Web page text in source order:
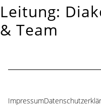
Leitung:
& Team
Navigation
Impressum